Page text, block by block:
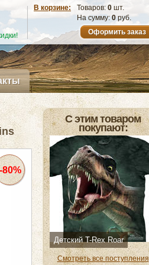
В корзине: Товаров: 0 шт.
На сумму: 0 руб.
Оформить заказ
80%
С этим товаром
покупают:
Детский T-Rex Roar
Смотреть все поступления